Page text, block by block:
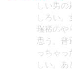
しい男の
しろい。
瑞稀のや
思う。普
っちゃっ
しい。あ